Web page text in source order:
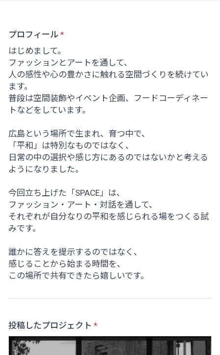
プロフィール
はじめまして。
ファッションとアートを通して、
人の感性や心の豊かさに触れる空間づくりを続けてい
ます。
普段は空間装飾やイベント企画、フードコーディネー
トなどをしています。
広島という場所で生まれ、育つ中で、
「平和」は特別なものではなく、
日常の中の選択や感じ方にあるのではないかと考える
ようになりました。
今回立ち上げた「SPACE」は、
ファッション・アート・対話を通して、
それぞれが自分なりの平和を感じられる場をつくる試
みです。
誰かに答えを提示するのではなく、
感じることから始まる時間を、
この場所で共有できたら嬉しいです。
投稿したプロジェクト